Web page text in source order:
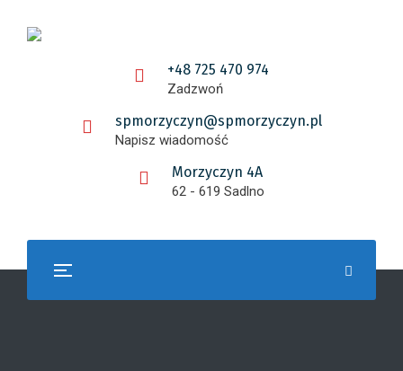
+48 725 470 974
Zadzwoń
spmorzyczyn@spmorzyczyn.pl
Napisz wiadomość
Morzyczyn 4A
62 - 619 Sadlno